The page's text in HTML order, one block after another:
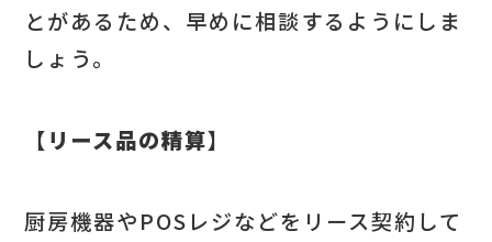
とがあるため、早めに相談するようにしま
しょう。
【リース品の精算】
厨房機器やPOSレジなどをリース契約して